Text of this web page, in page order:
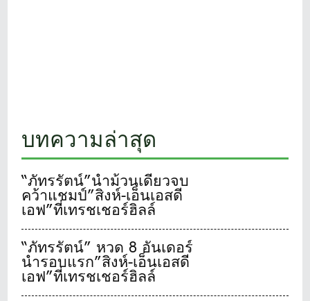
บทความล่าสุด
“ภัทรรัตน์”นำม้วนเดียวจบ
คว้าแชมป์”สิงห์-เอ็นเอสดี
เอฟ”ที่เทรชเชอร์ฮิลล์
“ภัทรรัตน์” หวด 8 อันเดอร์
นำรอบแรก”สิงห์-เอ็นเอสดี
เอฟ”ที่เทรชเชอร์ฮิลล์